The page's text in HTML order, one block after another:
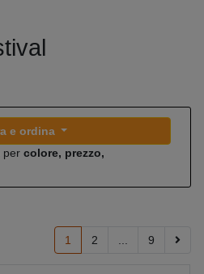
e ordina
per colore, prezzo,
1 2 9